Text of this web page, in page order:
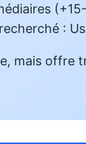
:
mais offre